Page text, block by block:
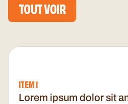
TOUT VOIR
ITEM 1
Lorem ipsum dolor sit